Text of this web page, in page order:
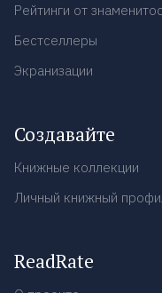
Рейтинги от
Бестселлеры
Экранизации
Создавайте
Книжные коллекции
Личный книжный
ReadRate